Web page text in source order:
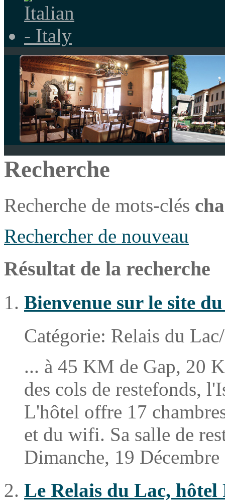
Recherche
Recherche de mots-clés
Rechercher de nouveau
Résultat de la recherche
Bienvenue sur le site
Catégorie: Relais du
... à 45 KM de Gap, 20
des cols de restefonds,
L'hôtel offre 17 chambre
et du wifi. Sa salle de
Dimanche, 19
Le Relais du Lac,